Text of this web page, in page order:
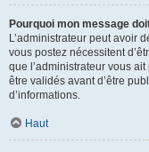
Pourquoi mon message
L’administrateur peut avoir
vous postez nécessitent
que l’administrateur vous
être validés avant d’être
d’informations.
Haut